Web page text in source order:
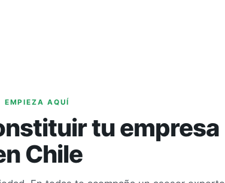
EMPIEZA AQUÍ
tu empresa
Chile